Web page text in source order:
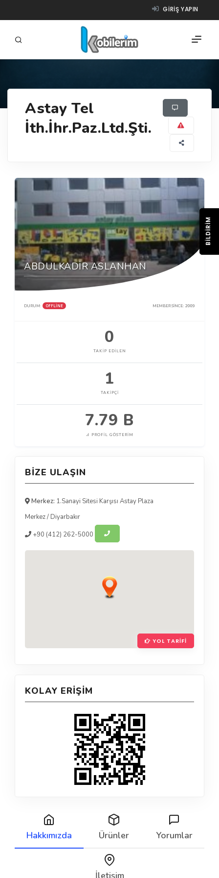
GIRIŞ YAPIN
ÜRÜNLER
NASIL ÇALIŞIR?
Astay Tel
İth.İhr.Paz.Ltd.Şti.
ABDULKADİR ASLANHAN
DURUM: OFFLINE MEMBER SINCE: 2009
0
TAKIP EDILEN
1
TAKIPÇI
7.79 B
PROFIL GÖSTERIM
BIZE ULAŞIN
Merkez: 1.Sanayi Sitesi Karşısı Astay Plaza
Merkez/ Diyarbakır
+90 (412) 262-5000
YOL TARIFI
KOLAY ERIŞIM
Hakkımızda Ürünler Yorumlar
İletişim
BILDIRIM